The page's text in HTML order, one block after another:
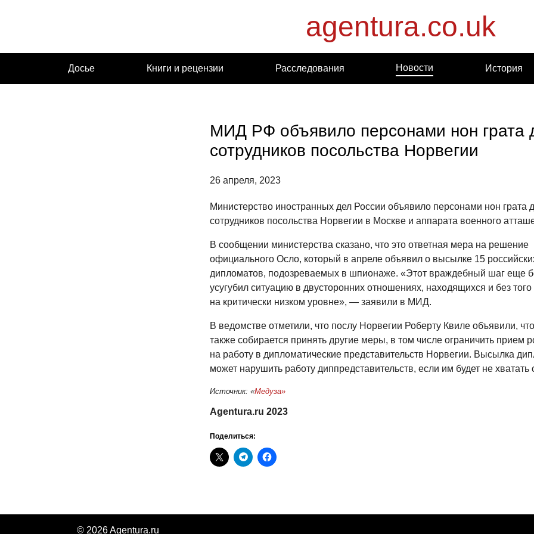
agentura.co.uk
Досье Книги и рецензии Расследования Новости История
МИД РФ объявило персонами нон грата
сотрудников посольства Норвегии
26 апреля, 2023
Министерство иностранных дел России объявило персонами нон грата
сотрудников посольства Норвегии в Москве и аппарата военного
В сообщении министерства сказано, что это ответная мера на решение
официального Осло, который в апреле объявил о высылке 15
дипломатов, подозреваемых в шпионаже. «Этот враждебный шаг еще
усугубил ситуацию в двусторонних отношениях, находящихся и без того
на критически низком уровне», — заявили в МИД.
В ведомстве отметили, что послу Норвегии Роберту Квиле объявили,
также собирается принять другие меры, в том числе ограничить прием
на работу в дипломатические представительств Норвегии. Высылка
может нарушить работу диппредставительств, если им будет не хватать
Источник: «Медуза»
Agentura.ru 2023
Поделиться:
© 2026 Agentura.ru